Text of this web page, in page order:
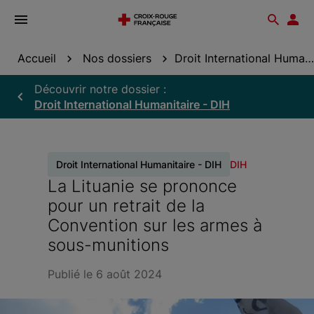
Ouvrir
Accueil Nos dossiers Droit International Humanitaire - DIH
Découvrir notre dossier :
Droit International Humanitaire - DIH
Droit International Humanitaire - DIH DIH
La Lituanie se prononce
pour un retrait de la
Convention sur les armes à
sous-munitions
Publié le 6 août 2024